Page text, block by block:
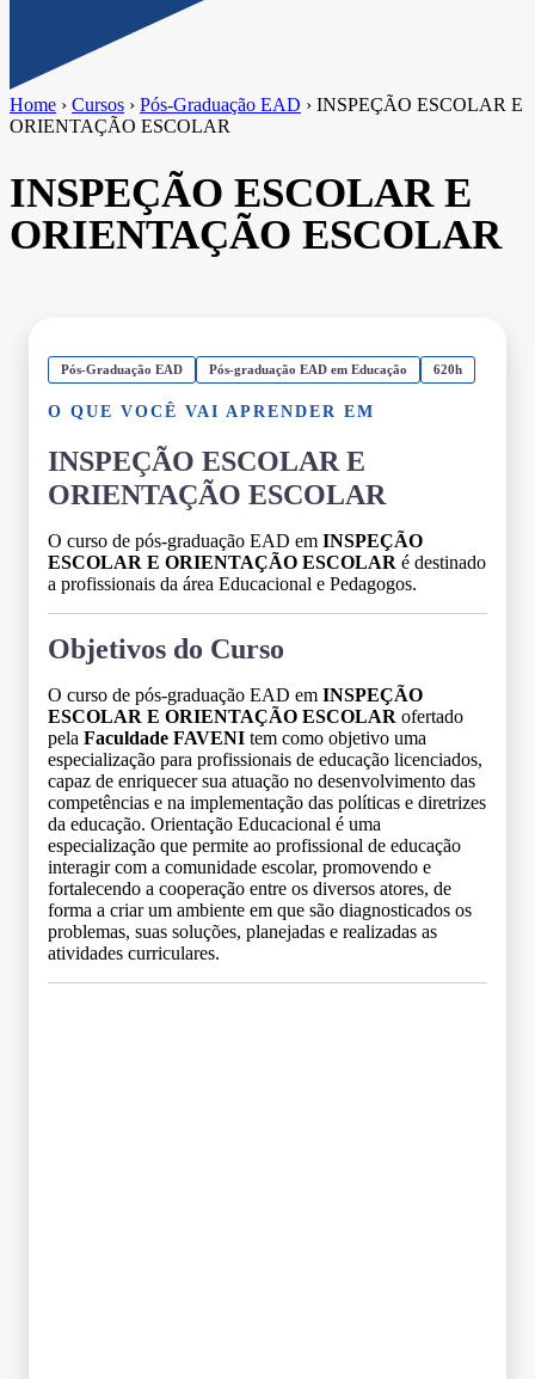
Home › Cursos › Pós-Graduação EAD › INSPEÇÃO ESCOLAR E
ORIENTAÇÃO ESCOLAR
INSPEÇÃO ESCOLAR E
ORIENTAÇÃO ESCOLAR
Pós-Graduação EAD Pós-graduação EAD em Educação 620h
O QUE VOCÊ VAI APRENDER EM
INSPEÇÃO ESCOLAR E
ORIENTAÇÃO ESCOLAR
O curso de pós-graduação EAD em INSPEÇÃO
ESCOLAR E ORIENTAÇÃO ESCOLAR é destinado
a profissionais da área Educacional e Pedagogos.
Objetivos do Curso
O curso de pós-graduação EAD em INSPEÇÃO
ESCOLAR E ORIENTAÇÃO ESCOLAR ofertado
pela Faculdade FAVENI tem como objetivo uma
especialização para profissionais de educação licenciados,
capaz de enriquecer sua atuação no desenvolvimento das
competências e na implementação das políticas e diretrizes
da educação. Orientação Educacional é uma
especialização que permite ao profissional de educação
interagir com a comunidade escolar, promovendo e
fortalecendo a cooperação entre os diversos atores, de
forma a criar um ambiente em que são diagnosticados os
problemas, suas soluções, planejadas e realizadas as
atividades curriculares.